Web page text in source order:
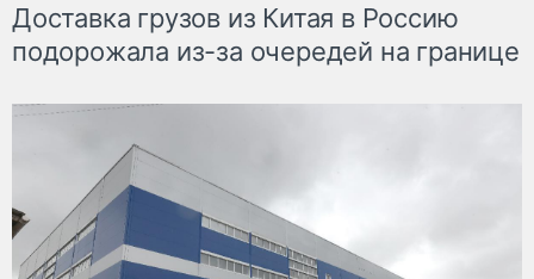
Доставка грузов из Китая в Россию
подорожала из-за очередей на границе